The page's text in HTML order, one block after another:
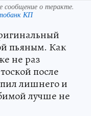
сообщение о теракте.
КП
пьяным. Как
не раз
после
лишнего и
лучше не